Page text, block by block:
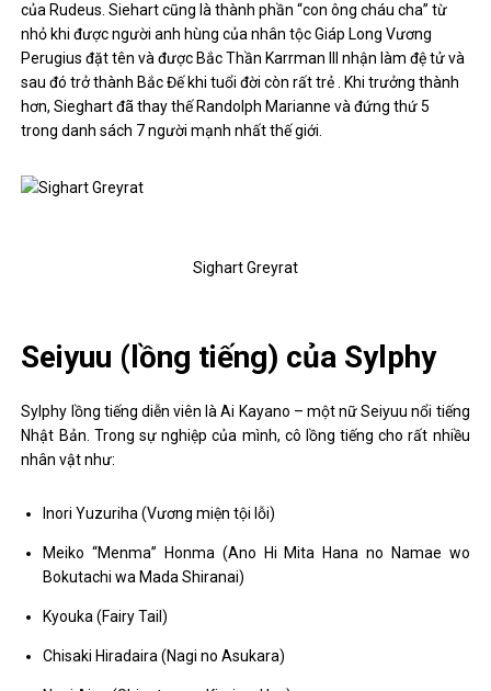
của Rudeus. Siehart cũng là thành phần “con ông cháu cha” từ
nhỏ khi được người anh hùng của nhân tộc Giáp Long Vương
Perugius đặt tên và được Bắc Thần Karrman III nhận làm đệ tử và
sau đó trở thành Bắc Đế khi tuổi đời còn rất trẻ . Khi trưởng thành
hơn, Sieghart đã thay thế Randolph Marianne và đứng thứ 5
trong danh sách 7 người mạnh nhất thế giới.
Sighart Greyrat
Seiyuu (lồng tiếng) của Sylphy
Sylphy lồng tiếng diễn viên là Ai Kayano – một nữ Seiyuu nổi tiếng
Nhật Bản. Trong sự nghiệp của mình, cô lồng tiếng cho rất nhiều
nhân vật như:
Inori Yuzuriha (Vương miện tội lỗi)
Meiko “Menma” Honma (Ano Hi Mita Hana no Namae wo
Bokutachi wa Mada Shiranai)
Kyouka (Fairy Tail)
Chisaki Hiradaira (Nagi no Asukara)